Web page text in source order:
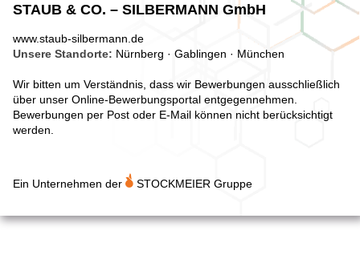
STAUB & CO. – SILBERMANN GmbH
www.staub-silbermann.de
Unsere Standorte: Nürnberg · Gablingen · München
Wir bitten um Verständnis, dass wir Bewerbungen ausschließlich
über unser Online-Bewerbungsportal entgegennehmen.
Bewerbungen per Post oder E-Mail können nicht berücksichtigt
werden.
Ein Unternehmen der STOCKMEIER Gruppe